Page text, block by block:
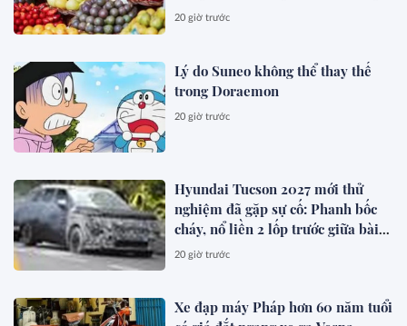
ăn
20 giờ trước
Lý do Suneo không thể thay thế
trong Doraemon
20 giờ trước
Hyundai Tucson 2027 mới thử
nghiệm đã gặp sự cố: Phanh bốc
cháy, nổ liền 2 lốp trước giữa bài
test khắc nghiệt
20 giờ trước
Xe đạp máy Pháp hơn 60 năm tuổi